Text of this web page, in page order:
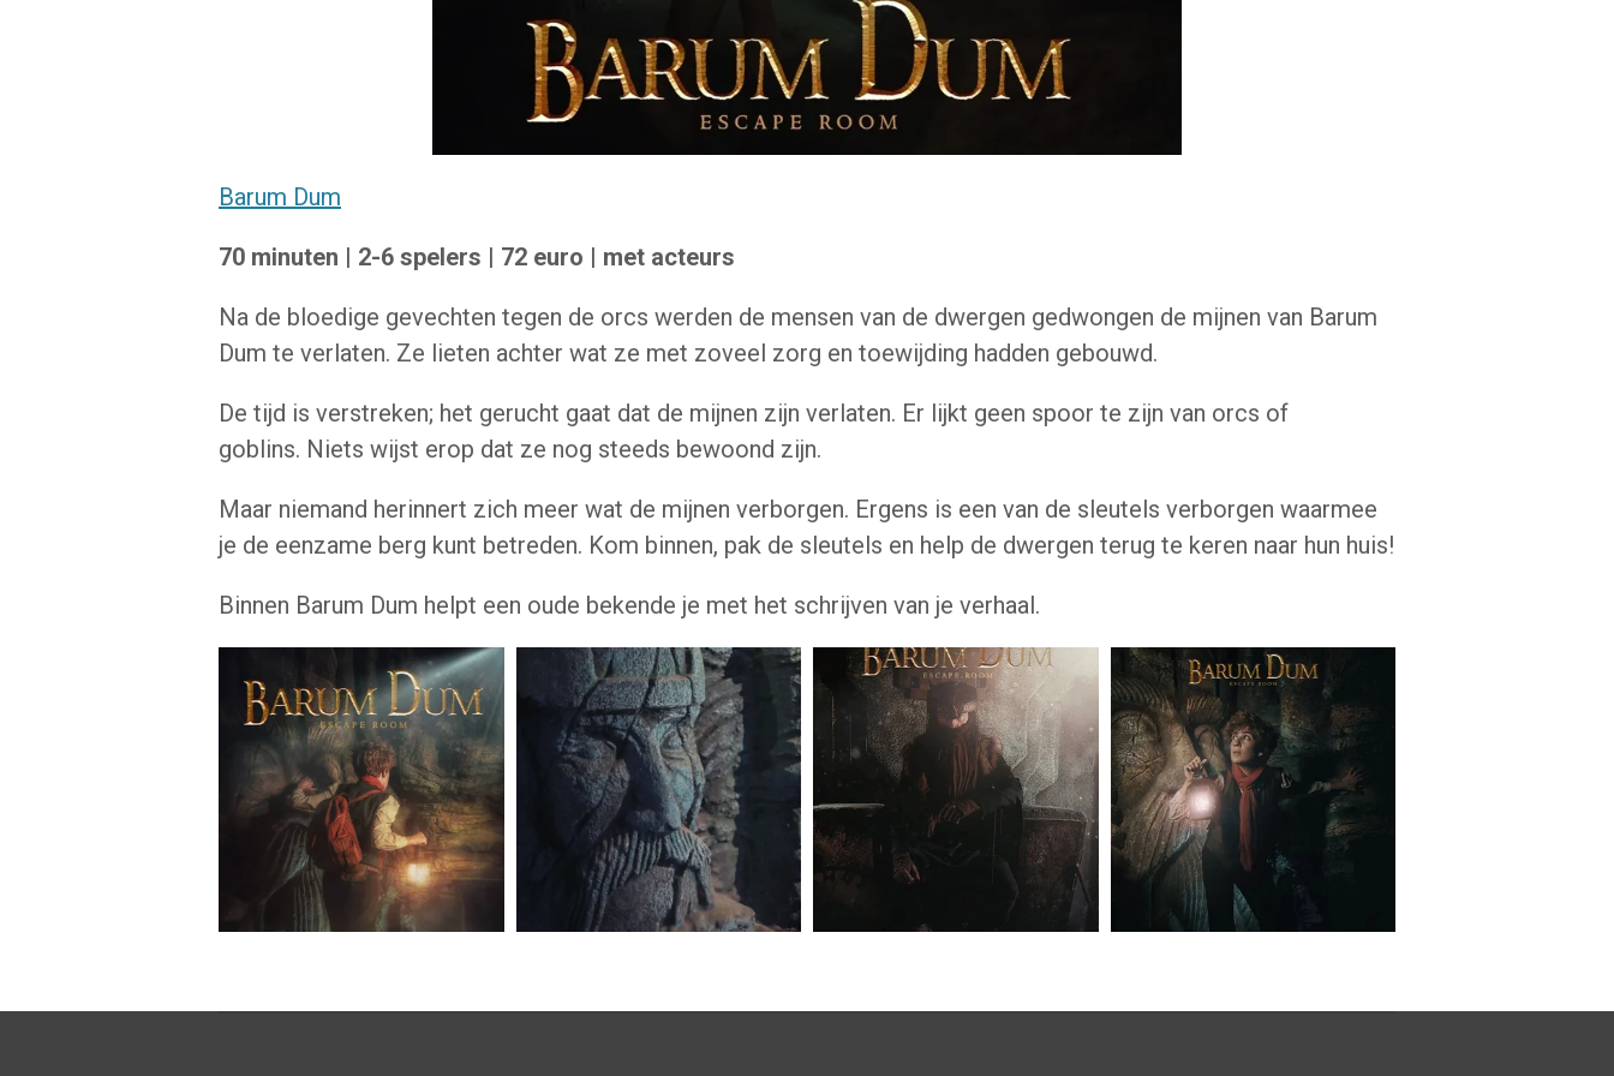
Barum Dum
70 minuten | 2-6 spelers | 72 euro | met acteurs
Na de bloedige gevechten tegen de orcs werden de mensen van de dwergen gedwongen de mijnen van Barum
Dum te verlaten. Ze lieten achter wat ze met zoveel zorg en toewijding hadden gebouwd.
De tijd is verstreken; het gerucht gaat dat de mijnen zijn verlaten. Er lijkt geen spoor te zijn van orcs of
goblins. Niets wijst erop dat ze nog steeds bewoond zijn.
Maar niemand herinnert zich meer wat de mijnen verborgen. Ergens is een van de sleutels verborgen waarmee
je de eenzame berg kunt betreden. Kom binnen, pak de sleutels en help de dwergen terug te keren naar hun huis!
Binnen Barum Dum helpt een oude bekende je met het schrijven van je verhaal.